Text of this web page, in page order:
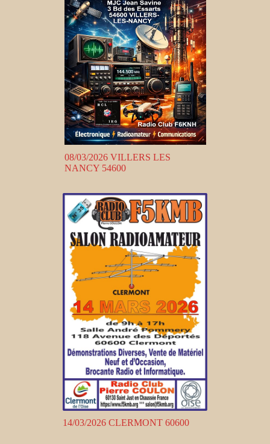
08/03/2026 VILLERS LES
NANCY 54600
14/03/2026 CLERMONT 60600